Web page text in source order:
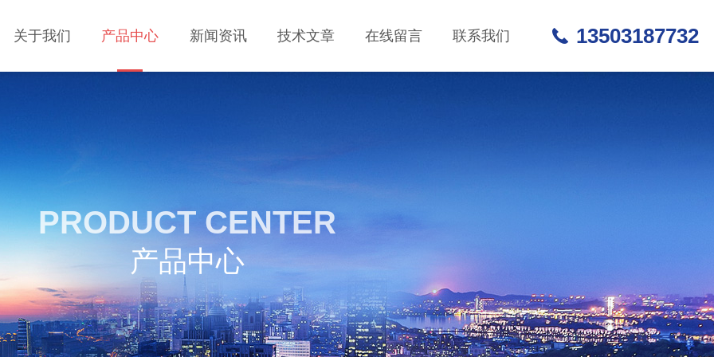
关于我们 产品中心 新闻资讯 技术文章 在线留言 联系我们 13503187732
PRODUCT CENTER
产品中心